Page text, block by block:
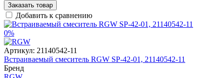
Заказать товар
Добавить к сравнению
0%
Артикул: 21140542-11
Встраиваемый смеситель RGW SP-42-01, 21140542-11
Бренд